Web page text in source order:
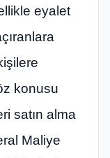
eyalet
konusu
satın alma
Maliye